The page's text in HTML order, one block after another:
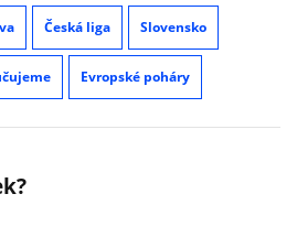
Česká liga Slovensko
Evropské poháry